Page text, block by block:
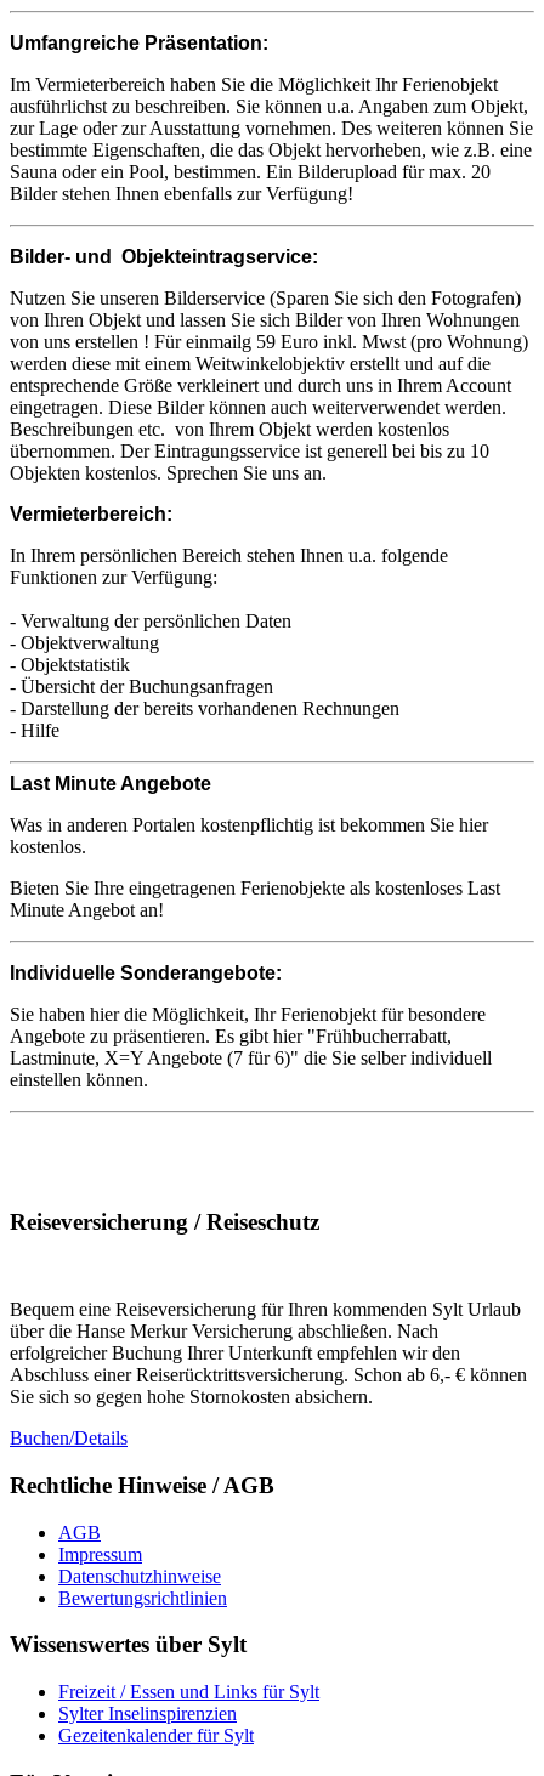
Umfangreiche Präsentation:
Im Vermieterbereich haben Sie die Möglichkeit Ihr Ferienobjekt
ausführlichst zu beschreiben. Sie können u.a. Angaben zum Objekt,
zur Lage oder zur Ausstattung vornehmen. Des weiteren können Sie
bestimmte Eigenschaften, die das Objekt hervorheben, wie z.B. eine
Sauna oder ein Pool, bestimmen. Ein Bilderupload für max. 20
Bilder stehen Ihnen ebenfalls zur Verfügung!
Bilder- und Objekteintragservice:
Nutzen Sie unseren Bilderservice (Sparen Sie sich den Fotografen)
von Ihren Objekt und lassen Sie sich Bilder von Ihren Wohnungen
von uns erstellen ! Für einmailg 59 Euro inkl. Mwst (pro Wohnung)
werden diese mit einem Weitwinkelobjektiv erstellt und auf die
entsprechende Größe verkleinert und durch uns in Ihrem Account
eingetragen. Diese Bilder können auch weiterverwendet werden.
Beschreibungen etc. von Ihrem Objekt werden kostenlos
übernommen. Der Eintragungsservice ist generell bei bis zu 10
Objekten kostenlos. Sprechen Sie uns an.
Vermieterbereich:
In Ihrem persönlichen Bereich stehen Ihnen u.a. folgende
Funktionen zur Verfügung:
- Verwaltung der persönlichen Daten
- Objektverwaltung
- Objektstatistik
- Übersicht der Buchungsanfragen
- Darstellung der bereits vorhandenen Rechnungen
- Hilfe
Last Minute Angebote
Was in anderen Portalen kostenpflichtig ist bekommen Sie hier
kostenlos.
Bieten Sie Ihre eingetragenen Ferienobjekte als kostenloses Last
Minute Angebot an!
Individuelle Sonderangebote:
Sie haben hier die Möglichkeit, Ihr Ferienobjekt für besondere
Angebote zu präsentieren. Es gibt hier "Frühbucherrabatt,
Lastminute, X=Y Angebote (7 für 6)" die Sie selber individuell
einstellen können.
Reiseversicherung / Reiseschutz
Bequem eine Reiseversicherung für Ihren kommenden Sylt Urlaub
über die Hanse Merkur Versicherung abschließen. Nach
erfolgreicher Buchung Ihrer Unterkunft empfehlen wir den
Abschluss einer Reiserücktrittsversicherung. Schon ab 6,- € können
Sie sich so gegen hohe Stornokosten absichern.
Buchen/Details
Rechtliche Hinweise / AGB
AGB
Impressum
Datenschutzhinweise
Bewertungsrichtlinien
Wissenswertes über Sylt
Freizeit / Essen und Links für Sylt
Sylter Inselinspirenzien
Gezeitenkalender für Sylt